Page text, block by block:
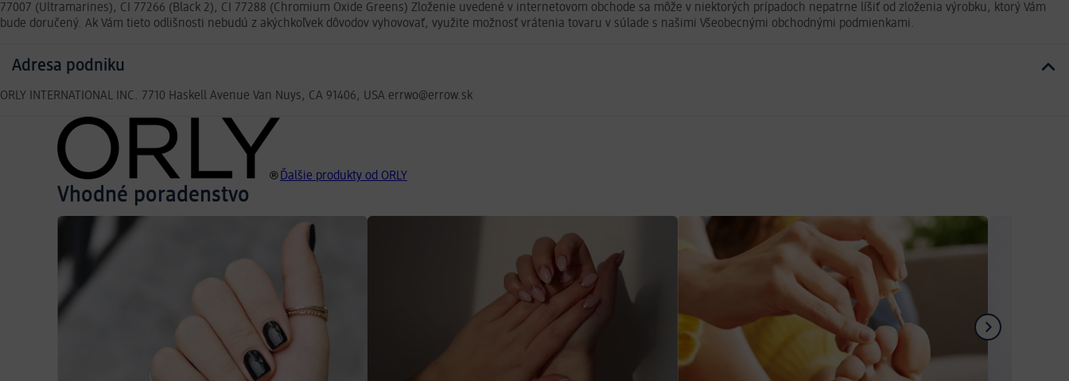
77007 (Ultramarines), CI 77266 (Black 2), CI 77288 (Chromium Oxide Greens) Zloženie uvedené v internetovom obchode sa môže v niektorých prípadoch nepatrne líšiť od zloženia výrobku, ktorý Vám
bude doručený. Ak Vám tieto odlišnosti nebudú z akýchkoľvek dôvodov vyhovovať, využite možnosť vrátenia tovaru v súlade s našimi Všeobecnými obchodnými podmienkami.
Adresa podniku
ORLY INTERNATIONAL INC. 7710 Haskell Avenue Van Nuys, CA 91406, USA errwo@errow.sk
Ďalšie produkty od ORLY
Vhodné poradenstvo